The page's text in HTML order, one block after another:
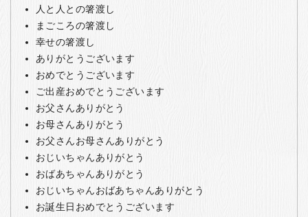
人と人との箸渡し
まごころの箸渡し
幸せの箸渡し
ありがとうございます
おめでとうございます
ご出産おめでとうございます
お父さんありがとう
お母さんありがとう
お父さんお母さんありがとう
おじいちゃんありがとう
おばあちゃんありがとう
おじいちゃんおばあちゃんありがとう
お誕生日おめでとうございます